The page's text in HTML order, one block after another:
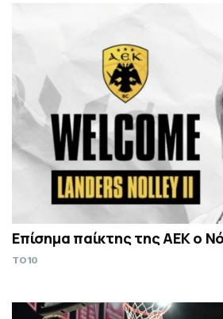
Επίσημα παίκτης της ΑΕΚ ο
TO10